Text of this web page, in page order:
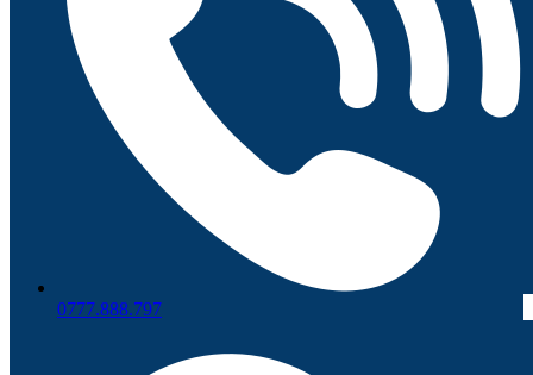
0777.888.797